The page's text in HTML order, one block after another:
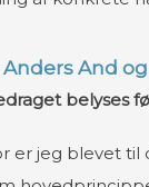
Anders And
belyses
er jeg blevet til